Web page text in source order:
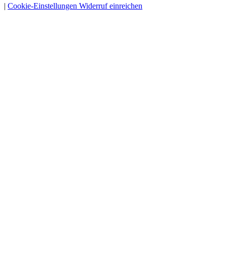
| Cookie-Einstellungen Widerruf einreichen